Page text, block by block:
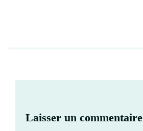
Laisser un commentaire